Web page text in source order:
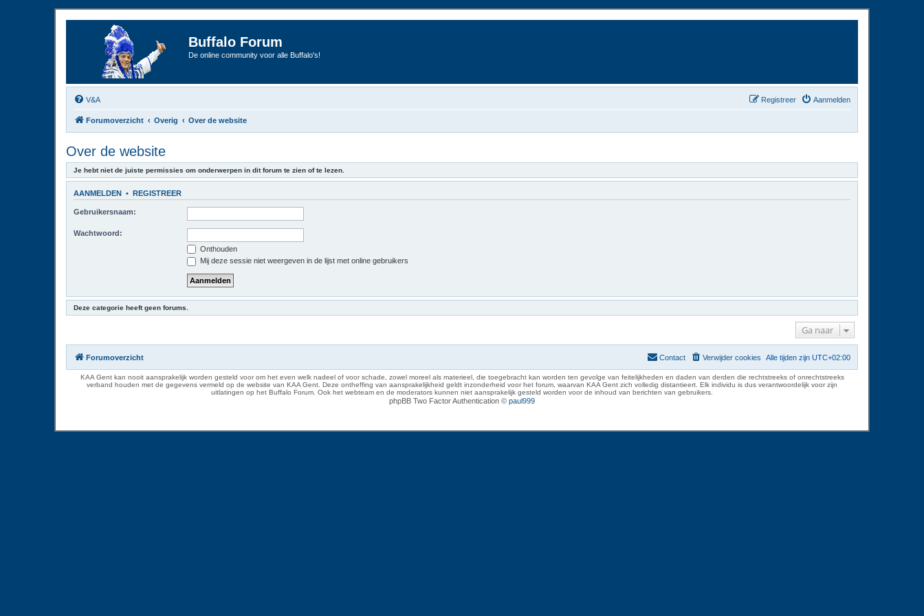
Buffalo Forum
De online community voor alle Buffalo's!
V&A Aanmelden
Registreer
Forumoverzicht Overig Over de website
Over de website
Je hebt niet de juiste permissies om onderwerpen in dit forum te zien of te lezen.
AANMELDEN • REGISTREER
Gebruikersnaam:
Wachtwoord:
Onthouden
Mij deze sessie niet weergeven in de lijst met online gebruikers
Deze categorie heeft geen forums.
Ga naar
Forumoverzicht Alle tijden zijn UTC+02:00
Verwijder cookies
Contact
KAA Gent kan nooit aansprakelijk worden gesteld voor om het even welk nadeel of voor schade, zowel moreel als materieel, die toegebracht kan worden ten gevolge van feitelijkheden en daden van derden die rechtstreeks of onrechtstreeks
verband houden met de gegevens vermeld op de website van KAA Gent. Deze ontheffing van aansprakelijkheid geldt inzonderheid voor het forum, waarvan KAA Gent zich volledig distantieert. Elk individu is dus verantwoordelijk voor zijn
uitlatingen op het Buffalo Forum. Ook het webteam en de moderators kunnen niet aansprakelijk gesteld worden voor de inhoud van berichten van gebruikers.
phpBB Two Factor Authentication © paul999